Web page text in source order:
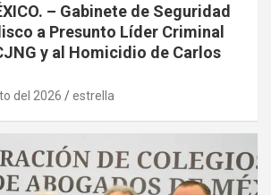
– Gabinete de Seguridad
a Presunto Líder Criminal
y al Homicidio de Carlos
del 2026 estrella